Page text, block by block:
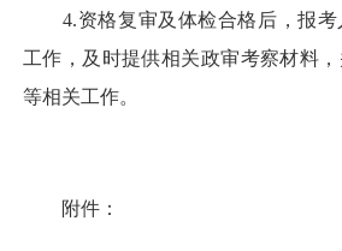
4.资格复审及体检合格后，报考
工作，及时提供相关政审考察材料
等相关工作。
附件：